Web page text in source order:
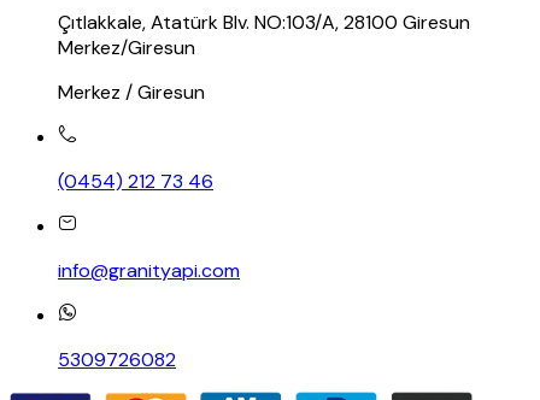
Çıtlakkale, Atatürk Blv. NO:103/A, 28100 Giresun
Merkez/Giresun
Merkez / Giresun
(0454) 212 73 46
info@granityapi.com
5309726082